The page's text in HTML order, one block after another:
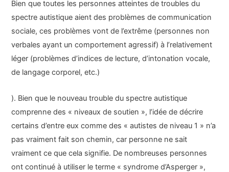
Bien que toutes les personnes atteintes de troubles du
spectre autistique aient des problèmes de communication
sociale, ces problèmes vont de l’extrême (personnes non
verbales ayant un comportement agressif) à l’relativement
léger (problèmes d’indices de lecture, d’intonation vocale,
de langage corporel, etc.)
). Bien que le nouveau trouble du spectre autistique
comprenne des « niveaux de soutien », l’idée de décrire
certains d’entre eux comme des « autistes de niveau 1 » n’a
pas vraiment fait son chemin, car personne ne sait
vraiment ce que cela signifie. De nombreuses personnes
ont continué à utiliser le terme « syndrome d’Asperger »,